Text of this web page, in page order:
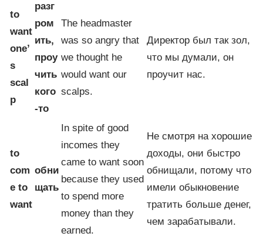
to
want
one’
s
scal
p
разг
ром
ить,
проу
чить
кого
-то
The headmaster
was so angry that
we thought he
would want our
scalps.
Директор был так зол,
что мы думали, он
проучит нас.
to
com
e to
want
обни
щать
In spite of good
incomes they
came to want soon
because they used
to spend more
money than they
earned.
Не смотря на хорошие
доходы, они быстро
обнищали, потому что
имели обыкновение
тратить больше денег,
чем зарабатывали.